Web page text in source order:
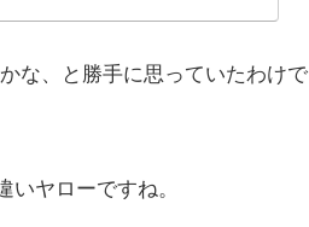
な、と勝手に思っていたわけで
いヤローですね。